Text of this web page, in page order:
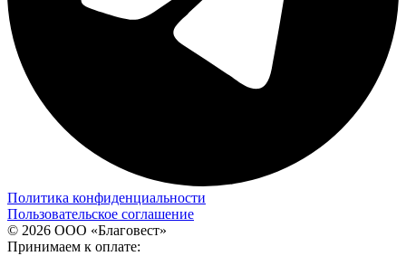
Политика конфиденциальности
Пользовательское соглашение
© 2026 ООО «Благовест»
Принимаем к оплате: